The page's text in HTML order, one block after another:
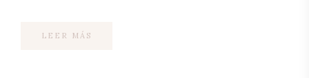
LEER MÁS